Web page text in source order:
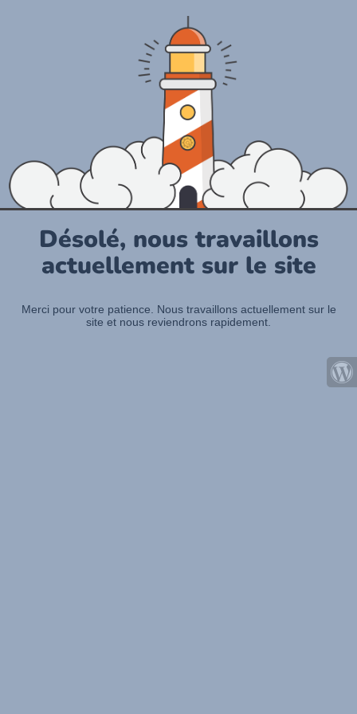
Désolé, nous travaillons
actuellement sur le site
Merci pour votre patience. Nous travaillons actuellement sur le
site et nous reviendrons rapidement.